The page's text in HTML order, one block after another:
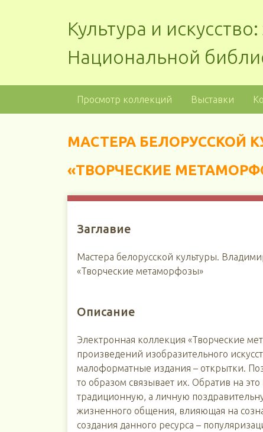
Культура и
Национальной
Просмотр коллекций Выставки
МАСТЕРА БЕЛОРУССКОЙ
«ТВОРЧЕСКИЕ
Заглавие
Мастера белорусской культуры.
«Творческие метаморфозы»
Описание
Электронная коллекция «Творческие
произведений изобразительного
малоформатные издания – открытки.
то образом связывает их. Обратив на
традиционную, а личную
жизненного общения, влияющая на
создания данного ресурса –